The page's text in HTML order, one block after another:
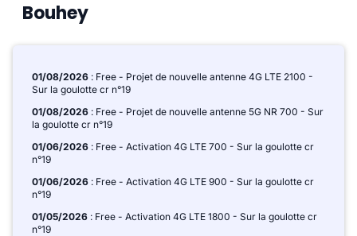
Bouhey
01/08/2026 : Free - Projet de nouvelle antenne 4G LTE 2100 -
Sur la goulotte cr n°19
01/08/2026 : Free - Projet de nouvelle antenne 5G NR 700 - Sur
la goulotte cr n°19
01/06/2026 : Free - Activation 4G LTE 700 - Sur la goulotte cr
n°19
01/06/2026 : Free - Activation 4G LTE 900 - Sur la goulotte cr
n°19
01/05/2026 : Free - Activation 4G LTE 1800 - Sur la goulotte cr
n°19